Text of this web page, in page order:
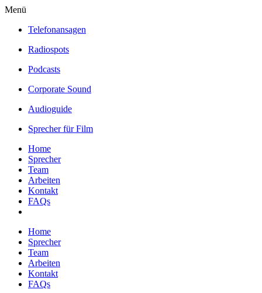
Menü
Telefonansagen
Radiospots
Podcasts
Corporate Sound
Audioguide
Sprecher für Film
Home
Sprecher
Team
Arbeiten
Kontakt
FAQs
Home
Sprecher
Team
Arbeiten
Kontakt
FAQs